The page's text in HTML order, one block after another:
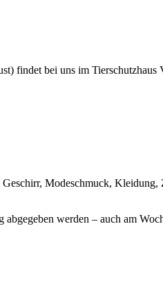
findet bei uns im
Modeschmuck,
werden – auch am